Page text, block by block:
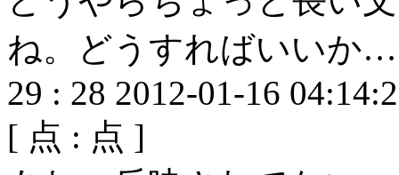
ね。どうすればいいか…
29 : 28 2012-01-16
[ 点 : 点 ]